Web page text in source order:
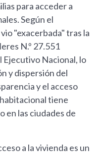
para acceder a
Según el
"exacerbada" tras la
N.º 27.551
Nacional, lo
y dispersión del
y el acceso
tiene
en las ciudades de
a la vivienda es un